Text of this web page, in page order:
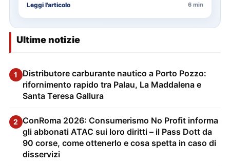
Leggi l'articolo 6 min
Ultime notizie
1
Distributore carburante nautico a Porto Pozzo:
rifornimento rapido tra Palau, La Maddalena e
Santa Teresa Gallura
2 ConRoma 2026: Consumerismo No Profit informa
gli abbonati ATAC sui loro diritti – il Pass Dott da
90 corse, come ottenerlo e cosa spetta in caso di
disservizi